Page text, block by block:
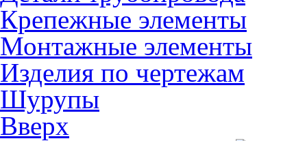
Крепежные элементы
Монтажные элементы
Изделия по чертежам
Шурупы
Вверх